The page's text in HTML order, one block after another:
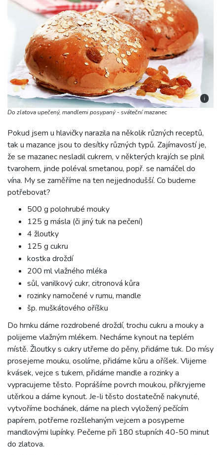
i
Do zlatova upečený, mandlemi posypaný - sváteční mazanec
Pokud jsem u hlavičky narazila na několik různých receptů,
tak u mazance jsou to desítky různých typů. Zajímavostí je,
že se mazanec nesladil cukrem, v některých krajích se plnil
tvarohem, jinde poléval smetanou, popř. se namáčel do
vína. My se zaměříme na ten nejjednodušší. Co budeme
potřebovat?
500 g polohrubé mouky
125 g másla (či jiný tuk na pečení)
4 žloutky
125 g cukru
kostka droždí
200 ml vlažného mléka
sůl, vanilkový cukr, citronová kůra
rozinky namočené v rumu, mandle
šp. muškátového oříšku
Do hrnku dáme rozdrobené droždí, trochu cukru a mouky a
polijeme vlažným mlékem. Necháme kynout na teplém
místě. Žloutky s cukry utřeme do pěny, přidáme tuk. Do mísy
prosejeme mouku, osolíme, přidáme kůru a oříšek. Vlijeme
kvásek, vejce s tukem, přidáme mandle a rozinky a
vypracujeme těsto. Poprášíme povrch moukou, přikryjeme
utěrkou a dáme kynout. Je-li těsto dostatečně nakynuté,
vytvoříme bochánek, dáme na plech vyložený pečícím
papírem, potřeme rozšlehaným vejcem a posypeme
mandlovými lupínky. Pečeme při 180 stupních 40-50 minut
do zlatova.